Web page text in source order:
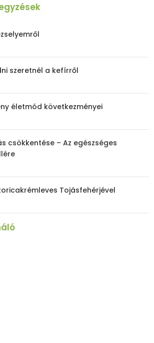
szeretnél a kefírről
életmód következményei
csökkentése – Az egészséges
Tojásfehérjével